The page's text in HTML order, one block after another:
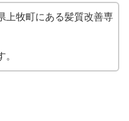
上牧町にある髪質改善専